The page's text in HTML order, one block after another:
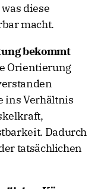
diese
macht.
bekommt
Orientierung
ins Verhältnis
Dadurch
tatsächlichen